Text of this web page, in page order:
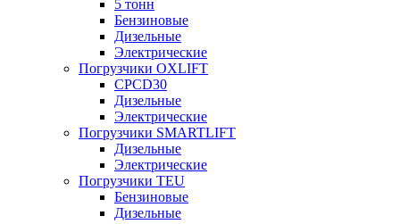
5 тонн
Бензиновые
Дизельные
Электрические
Погрузчики OXLIFT
CPCD30
Дизельные
Электрические
Погрузчики SMARTLIFT
Дизельные
Электрические
Погрузчики TEU
Бензиновые
Дизельные